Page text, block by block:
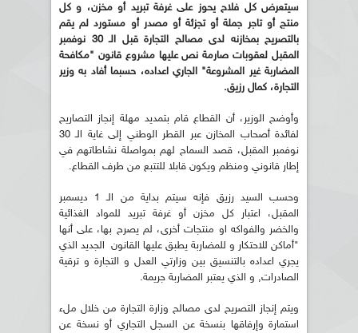
سيتعرض كل فلاح يحوز على غرفة تبريد أو مخزن، و كل
منتج أو تاجر جملة أو تجزئة أو مصدر أو مستورد لم يقم
بالتصريح بمخازنه لدى مصالح التجارة قبل الـ 30 نوفمبر
المقبل لعقوبات صارمة نص عليها مشروع قانون "مكافحة
المضاربة غير المشروعة" الجاري اعداده، حسبما أفاد به وزير
التجارة، كمال رزيق.
وأوضح الوزير، أن القطاع قام بتمديد مهلة إنجاز التصاريح
لفائدة أصحاب المخازن عبر القطر الوطني إلى غاية الـ 30
نوفمبر المقبل، قصد السماح لهم بمواصلة نشاطاتهم في
إطار قانوني ومنظم ويكون قابلا للتتبع من طرف القطاع.
وحسب السيد رزيق فإنه سيتم بداية من الـ 1 ديسمبر
المقبل، اعتبار كل مخزن أو غرفة تبريد للمواد الغذائية
والخضر والفواكه او منتجات أخرى، لم يصرح بها، على أنها
"أماكن للاحتكار و للمضاربة يطبق عليها القانون الجديد الذي
يجري اعداده بالتنسيق بين وزارتي العدل و التجارة و ترقية
الصادرات, و الذي يعتبر المضاربة جريمة.
ويتم إنجاز التصريح لدى مصالح وزارة التجارة من خلال ملء
استمارة وإرفاقها بنسخة عن السجل التجاري أو نسخة عن